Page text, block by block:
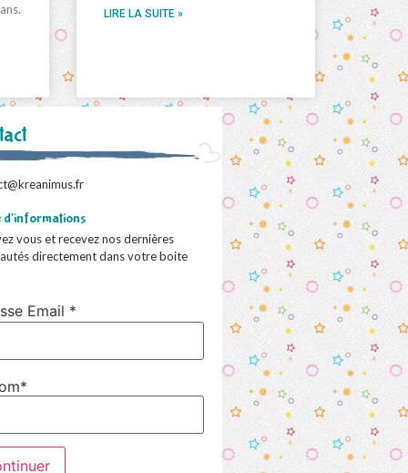
LIRE LA SUITE »
d'informations
vous et recevez nos dernières
directement dans votre boite
Email *